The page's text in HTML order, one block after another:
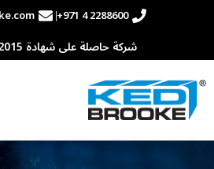
+971 4 2288600
شركة حاصلة على شهادة ISO 9001 - 2015